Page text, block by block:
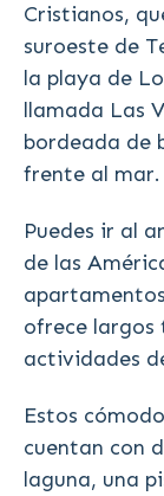
Cristianos,
suroeste de
la playa de
llamada Las
bordeada de
frente al mar.
Puedes ir al
de las
ofrece largos
actividades
Estos
cuentan con
laguna, una